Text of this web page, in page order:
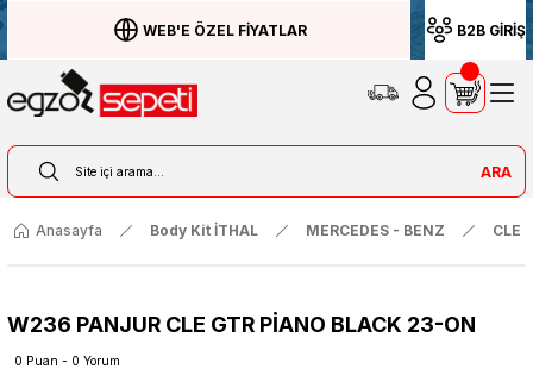
WEB'E ÖZEL FİYATLAR B2B GİRİŞ
ARA
Anasayfa Body Kit İTHAL MERCEDES - BENZ CLE
W236 PANJUR CLE GTR PİANO BLACK 23-ON
0 Puan - 0 Yorum